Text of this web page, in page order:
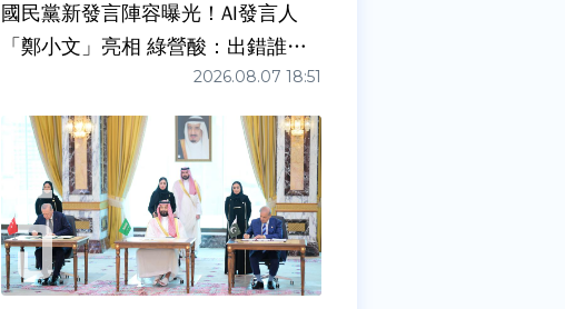
國民黨新發言陣容曝光！AI發言人
「鄭小文」亮相 綠營酸：出錯誰負
2026.08.07 18:51